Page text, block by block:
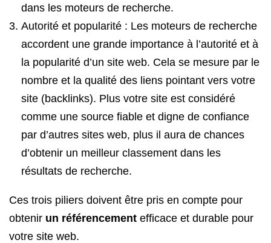
dans les moteurs de recherche.
Autorité et popularité : Les moteurs de recherche
accordent une grande importance à l’autorité et à
la popularité d’un site web. Cela se mesure par le
nombre et la qualité des liens pointant vers votre
site (backlinks). Plus votre site est considéré
comme une source fiable et digne de confiance
par d’autres sites web, plus il aura de chances
d’obtenir un meilleur classement dans les
résultats de recherche.
Ces trois piliers doivent être pris en compte pour
obtenir un référencement efficace et durable pour
votre site web.